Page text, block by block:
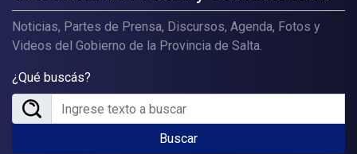
Noticias, Partes de Prensa, Discursos, Agenda, Fotos y
Videos del Gobierno de la Provincia de Salta.
¿Qué buscás?
Buscar